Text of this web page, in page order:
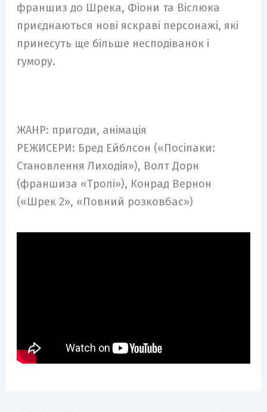
франшиз до Шрека, Фіони та Віслюка
приєднаються нові яскраві персонажі, які
принесуть ще більше несподіванок і
гумору.
ЖАНР: пригоди, анімація
РЕЖИСЕРИ: Бред Ейблсон («Посіпаки:
Становлення Лиходія»), Волт Дорн
(франшиза «Тролі»), Конрад Вернон
(«Шрек 2», «Повний розковбас»)